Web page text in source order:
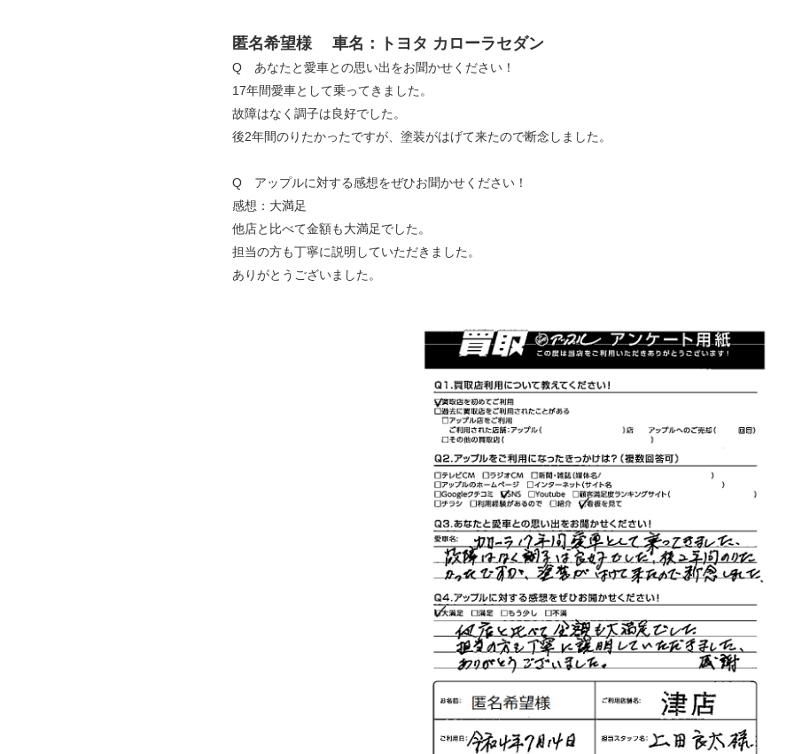
匿名希望様 車名：トヨタ カローラセダン
Q あなたと愛車との思い出をお聞かせください！
17年間愛車として乗ってきました。
故障はなく調子は良好でした。
後2年間のりたかったですが、塗装がはげて来たので断念しました。
Q アップルに対する感想をぜひお聞かせください！
感想：大満足
他店と比べて金額も大満足でした。
担当の方も丁寧に説明していただきました。
ありがとうございました。